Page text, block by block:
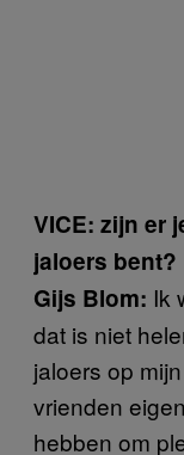
VICE: zijn er
jaloers bent?
Gijs Blom: Ik
dat is niet
jaloers op
vrienden
hebben om